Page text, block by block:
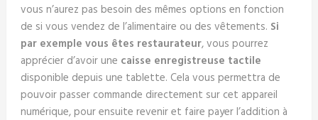
vous n’aurez pas besoin des mêmes options en fonction
de si vous vendez de l’alimentaire ou des vêtements. Si
par exemple vous êtes restaurateur, vous pourrez
apprécier d’avoir une caisse enregistreuse tactile
disponible depuis une tablette. Cela vous permettra de
pouvoir passer commande directement sur cet appareil
numérique, pour ensuite revenir et faire payer l’addition à